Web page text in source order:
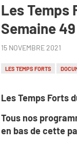
Les Temps
Semaine 49
15 NOVEMBRE 2021
LES TEMPS FORTS
Les Temps Forts
Tous nos
en bas de cette